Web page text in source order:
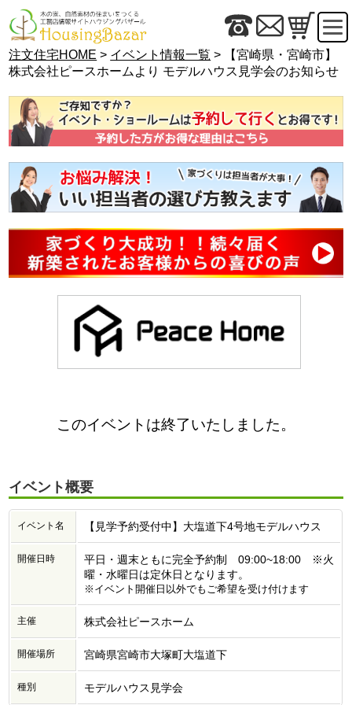
注文住宅HOME > イベント情報一覧 > 【宮崎県・宮崎市】
株式会社ピースホームより モデルハウス見学会のお知らせ
このイベントは終了いたしました。
イベント概要
イベント名 【見学予約受付中】大塩道下4号地モデルハウス
開催日時
平⽇・週末ともに完全予約制 09:00~18:00 ※火
曜・水曜日は定休日となります。
※イベント開催日以外でもご希望を受け付けます
主催 株式会社ピースホーム
開催場所 宮崎県宮崎市大塚町大塩道下
種別 モデルハウス見学会